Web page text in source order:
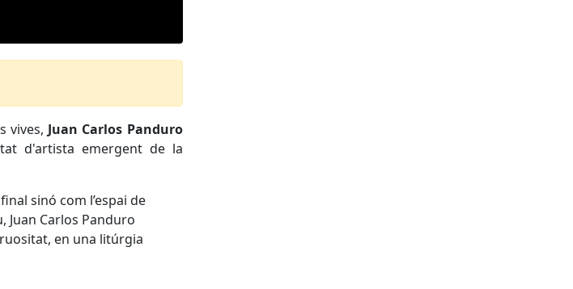
vives, Juan Carlos Panduro
d'artista emergent de la
sinó com l’espai de
Juan Carlos Panduro
en una litúrgia